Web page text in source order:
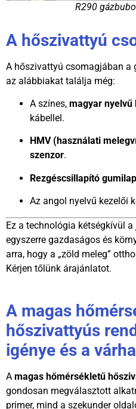
R290
A hőszivattyú
A hőszivattyú csomagjában a
az alábbiakat találja még:
A színes, magyar nyelvű
kábellel.
HMV (használati
szenzor.
Rezgéscsillapító
Az angol nyelvű kezelői
Ez a technológia kétségkívül
egyszerre gazdaságos és
arra, hogy a „zöld meleg”
Kérjen tőlünk árajánlatot.
A magas
hőszivattyús
igénye és a
A magas hőmérsékletű
gondosan megválasztott
primer, mind a szekunder